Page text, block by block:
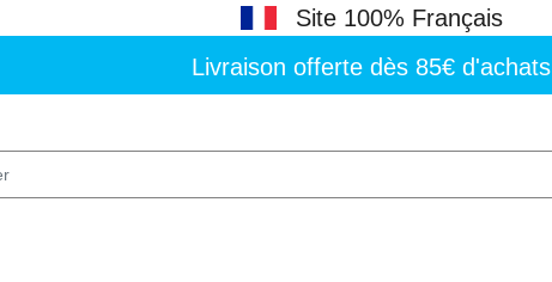
Site 100% Français
Livraison offerte dès 85€ d'achats